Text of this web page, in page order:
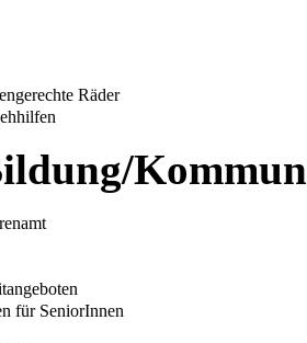
Räder
für SeniorInnen